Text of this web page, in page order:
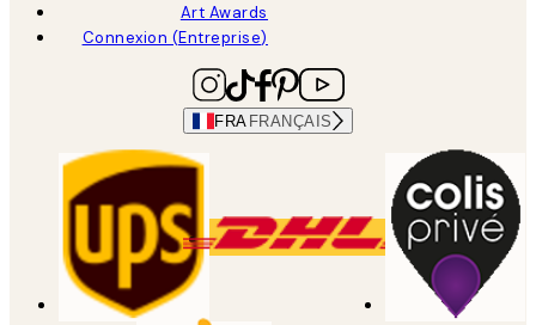
Art Awards
Connexion (Entreprise)
FRA FRANÇAIS